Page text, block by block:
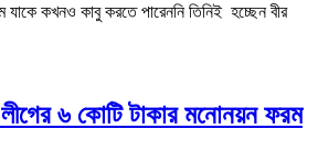
যাকে কখনও কাবু করতে পারেননি তিনিই হচ্ছেন বীর
৬ কোটি টাকার মনোনয়ন ফরম